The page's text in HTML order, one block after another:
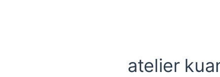
atelier